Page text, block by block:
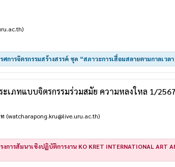
ารจิตรกรรมสร้างสรรค์ ชุด “สภาวะการเสื่อมสลายตามกาลเว
เภทแบบจิตรกรรมร่วมสมัย ความหลงใหล 1/2567
(watcharapong.kru@live.uru.ac.th)
ารสัมนาเชิงปฏิบัติการงาน KO KRET INTERNATIONAL ART